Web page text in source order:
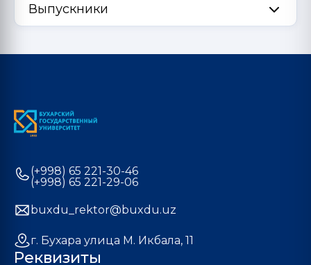
Выпускники
(+998) 65 221-30-46
(+998) 65 221-29-06
buxdu_rektor@buxdu.uz
г. Бухара улица М. Икбала, 11
Реквизиты